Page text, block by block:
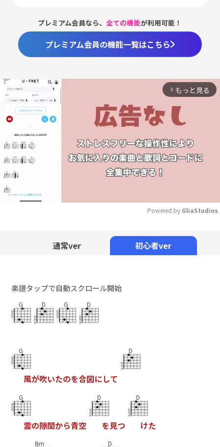
プレミアム会員なら、全ての機能が利用可能！
プレミアム会員の機能一覧はこちら
arrow_forward_ios もっと見る
Powered by GliaStudios
通常ver 初心者ver
楽譜タップで自動スクロール開始
G D G D
G
風が吹いたのを合図にして
D
G
雲の隙間から青空
D
を見つ
D
けた
Bm D